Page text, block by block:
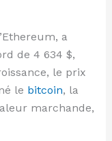
a
de 4 634 $,
le prix
le bitcoin, la
marchande,